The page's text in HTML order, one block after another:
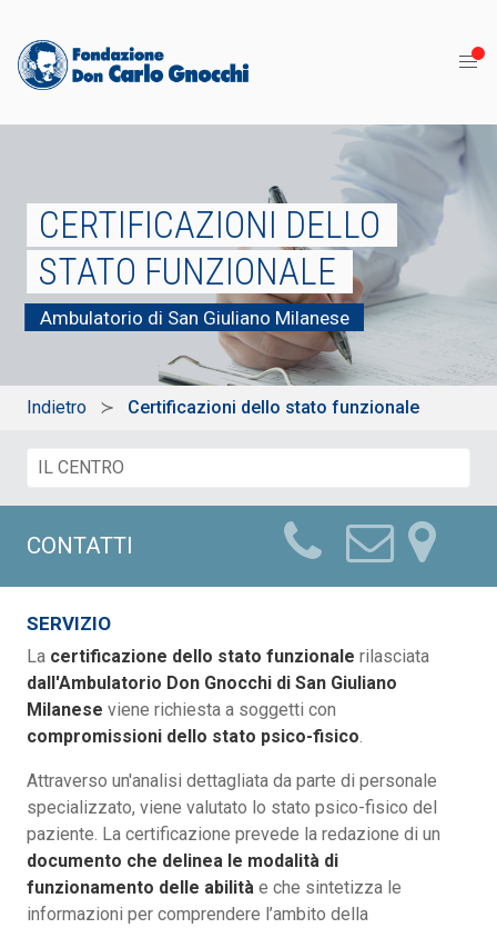
CERTIFICAZIONI DELLO
STATO FUNZIONALE
Ambulatorio di San Giuliano Milanese
Indietro Certificazioni dello stato funzionale
CONTATTI
SERVIZIO
La certificazione dello stato funzionale rilasciata
dall'Ambulatorio Don Gnocchi di San Giuliano
Milanese viene richiesta a soggetti con
compromissioni dello stato psico-fisico
Attraverso un'analisi dettagliata da parte di personale
specializzato, viene valutato lo stato psico-fisico del
paziente. La certificazione prevede la redazione di un
documento che delinea le modalità di
funzionamento delle abilità e che sintetizza le
informazioni per comprendere l’ambito della